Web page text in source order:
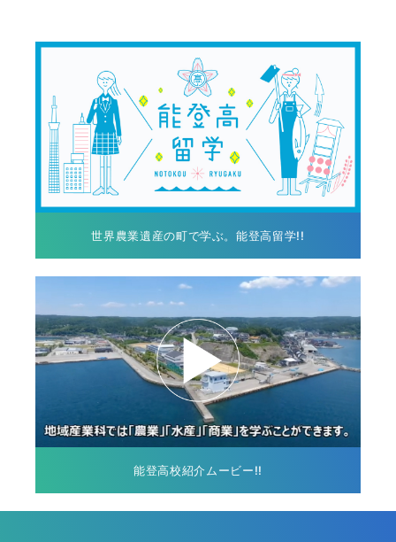
世界農業遺産の町で学ぶ。能登高留学!!
能登高校紹介ムービー!!